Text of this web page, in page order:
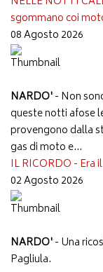
sgommano coi
08 Agosto 2026
NARDO'- Non
queste notti afose
provengono dalla
gas di moto e...
IL RICORDO - Era
02 Agosto 2026
NARDO'- Una
Pagliula.